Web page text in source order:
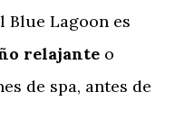
Blue Lagoon es
relajante o
de spa, antes de